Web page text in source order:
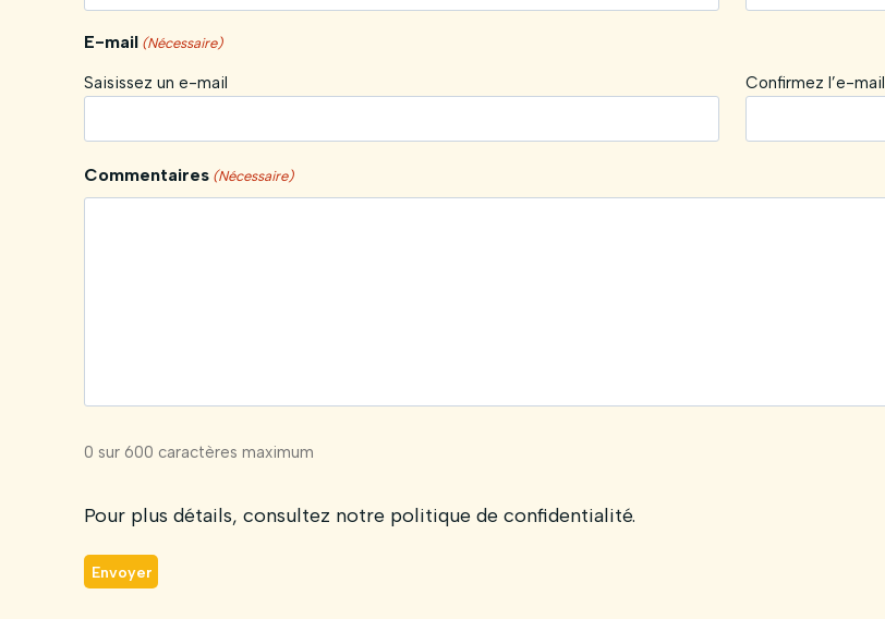
E-mail (Nécessaire)
Saisissez un e-mail Confirmez l’e-mail
Commentaires (Nécessaire)
0 sur 600 caractères maximum
Pour plus détails, consultez notre politique de confidentialité.